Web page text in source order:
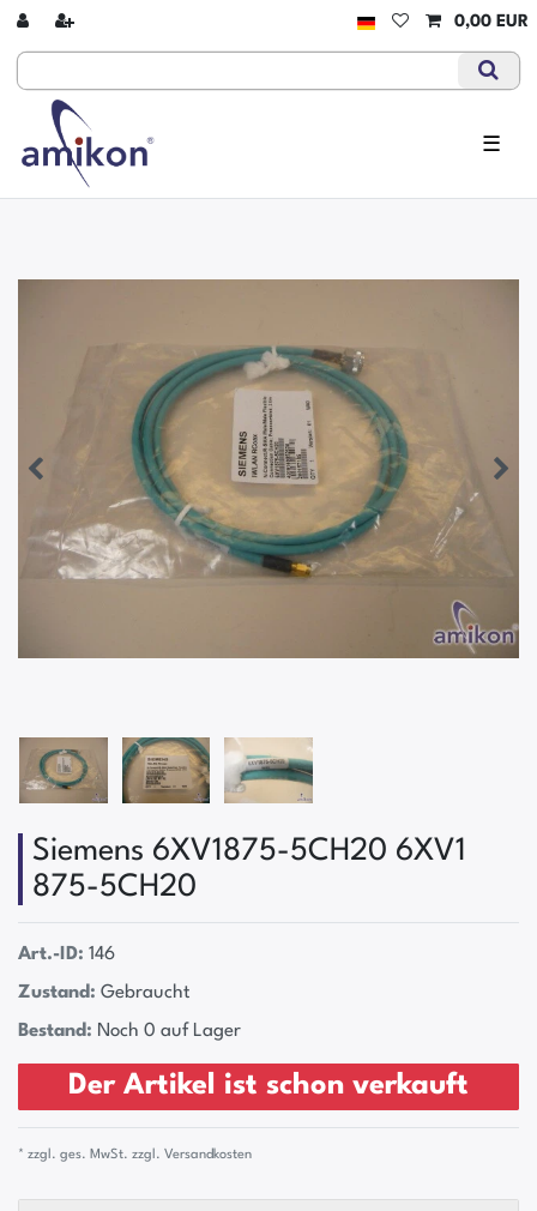
0,00 EUR
☰
Siemens 6XV1875-5CH20 6XV1
875-5CH20
Art.-ID: 146
Zustand: Gebraucht
Bestand: Noch 0 auf Lager
Der Artikel ist schon verkauft
* zzgl. ges. MwSt. zzgl. Versandkosten